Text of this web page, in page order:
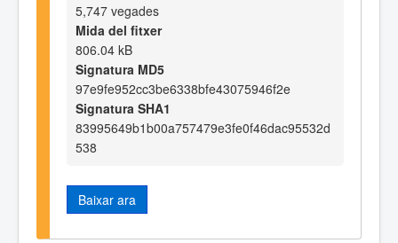
5,747 vegades
Mida del fitxer
806.04 kB
Signatura MD5
97e9fe952cc3be6338bfe43075946f2e
Signatura SHA1
83995649b1b00a757479e3fe0f46dac95532d
538
Baixar ara